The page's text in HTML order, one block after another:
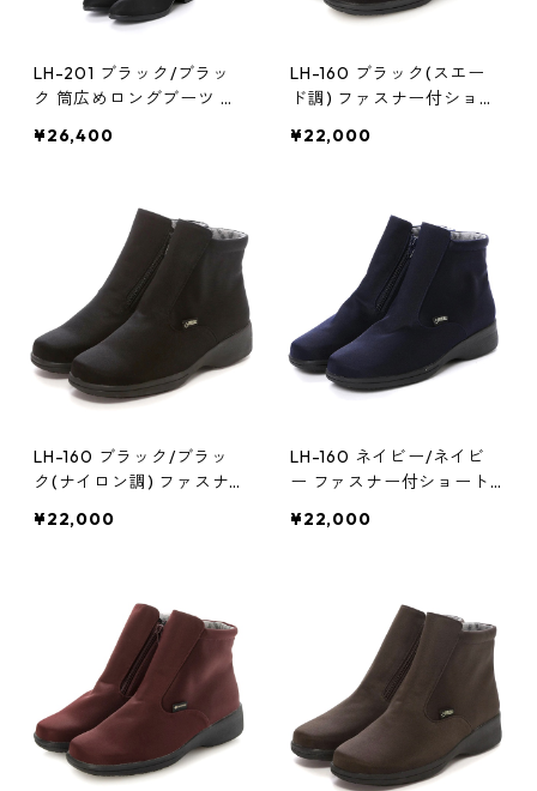
LH-201 ブラック/ブラッ
ク 筒広めロングブーツ ゴ
¥26,400
LH-160 ブラック(スエー
ド調) ファスナー付ショー
湿防水)
¥22,000
LH-160 ブラック/ブラッ
ク(ナイロン調) ファスナ
テックス(透湿防水)
¥22,000
LH-160 ネイビー/ネイビ
ー ファスナー付ショート
防水)
¥22,000